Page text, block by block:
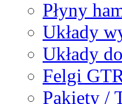
Płyny
Układy
Układy
Felgi
Pakiety /